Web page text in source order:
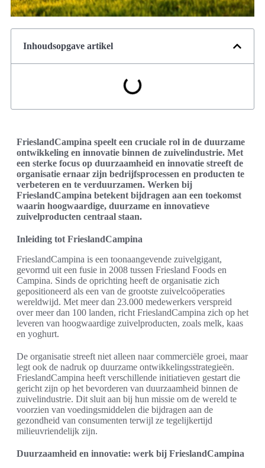
Inhoudsopgave artikel
FrieslandCampina speelt een cruciale rol in de duurzame
ontwikkeling en innovatie binnen de zuivelindustrie. Met
een sterke focus op duurzaamheid en innovatie streeft de
organisatie ernaar zijn bedrijfsprocessen en producten te
verbeteren en te verduurzamen. Werken bij
FrieslandCampina betekent bijdragen aan een toekomst
waarin hoogwaardige, duurzame en innovatieve
zuivelproducten centraal staan.
Inleiding tot FrieslandCampina
FrieslandCampina is een toonaangevende zuivelgigant,
gevormd uit een fusie in 2008 tussen Friesland Foods en
Campina. Sinds de oprichting heeft de organisatie zich
gepositioneerd als een van de grootste zuivelcoöperaties
wereldwijd. Met meer dan 23.000 medewerkers verspreid
over meer dan 100 landen, richt FrieslandCampina zich op het
leveren van hoogwaardige zuivelproducten, zoals melk, kaas
en yoghurt.
De organisatie streeft niet alleen naar commerciële groei, maar
legt ook de nadruk op duurzame ontwikkelingsstrategieën.
FrieslandCampina heeft verschillende initiatieven gestart die
gericht zijn op het bevorderen van duurzaamheid binnen de
zuivelindustrie. Dit sluit aan bij hun missie om de wereld te
voorzien van voedingsmiddelen die bijdragen aan de
gezondheid van consumenten terwijl ze tegelijkertijd
milieuvriendelijk zijn.
Duurzaamheid en innovatie: werk bij FrieslandCampina